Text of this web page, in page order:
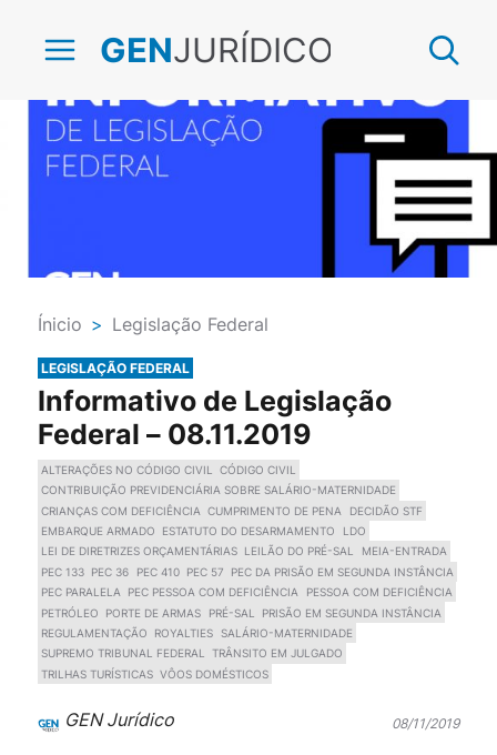
GENJURÍDICO
Ínicio > Legislação Federal
LEGISLAÇÃO FEDERAL
Informativo de Legislação
Federal – 08.11.2019
ALTERAÇÕES NO CÓDIGO CIVIL
CÓDIGO CIVIL
CONTRIBUIÇÃO PREVIDENCIÁRIA SOBRE SALÁRIO-MATERNIDADE
CRIANÇAS COM DEFICIÊNCIA CUMPRIMENTO DE PENA
DECIDÃO STF
EMBARQUE ARMADO
ESTATUTO DO DESARMAMENTO
LDO
LEI DE DIRETRIZES ORÇAMENTÁRIAS
LEILÃO DO PRÉ-SAL
MEIA-ENTRADA
PEC 133
PEC 36 PEC 410 PEC 57
PEC DA PRISÃO EM SEGUNDA INSTÂNCIA
PEC PARALELA
PEC PESSOA COM DEFICIÊNCIA
PESSOA COM DEFICIÊNCIA
PETRÓLEO
PORTE DE ARMAS PRÉ-SAL
PRISÃO EM SEGUNDA INSTÂNCIA
REGULAMENTAÇÃO
ROYALTIES SALÁRIO-MATERNIDADE
SUPREMO TRIBUNAL FEDERAL
TRÂNSITO EM JULGADO
TRILHAS TURÍSTICAS VÔOS DOMÉSTICOS
GEN Jurídico 08/11/2019